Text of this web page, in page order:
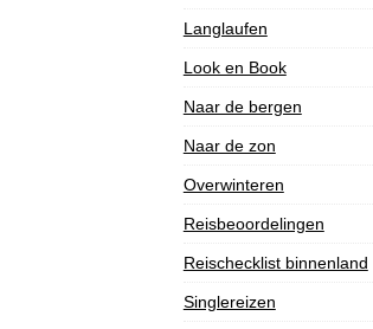
Langlaufen
Look en Book
Naar de bergen
Naar de zon
Overwinteren
Reisbeoordelingen
Reischecklist binnenland
Singlereizen